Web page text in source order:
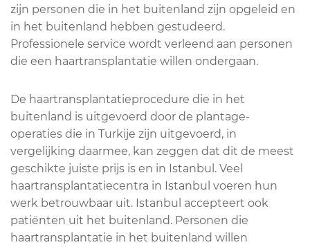
zijn personen die in het buitenland zijn opgeleid en
in het buitenland hebben gestudeerd.
Professionele service wordt verleend aan personen
die een haartransplantatie willen ondergaan.
De haartransplantatieprocedure die in het
buitenland is uitgevoerd door de plantage-
operaties die in Turkije zijn uitgevoerd, in
vergelijking daarmee, kan zeggen dat dit de meest
geschikte juiste prijs is en in Istanbul. Veel
haartransplantatiecentra in Istanbul voeren hun
werk betrouwbaar uit. Istanbul accepteert ook
patiënten uit het buitenland. Personen die
haartransplantatie in het buitenland willen